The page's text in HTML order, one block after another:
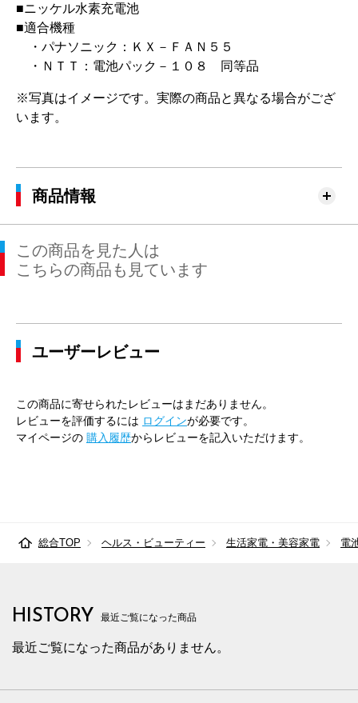
■ニッケル水素充電池
■適合機種
・パナソニック：ＫＸ－ＦＡＮ５５
・ＮＴＴ：電池パック－１０８ 同等品
※写真はイメージです。実際の商品と異なる場合がござ
います。
商品情報
この商品を見た人は
こちらの商品も見ています
ユーザーレビュー
この商品に寄せられたレビューはまだありません。
レビューを評価するには ログインが必要です。
マイページの 購入履歴からレビューを記入いただけます。
総合TOP ヘルス・ビューティー 生活家電・美容家電 電
HISTORY 最近ご覧になった商品
最近ご覧になった商品がありません。